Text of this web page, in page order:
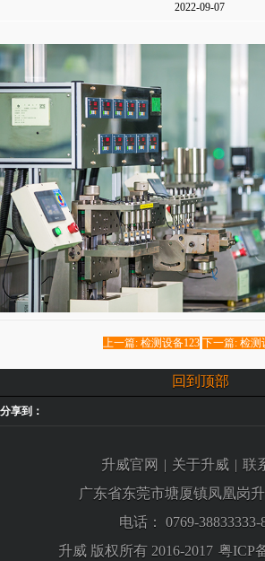
2022-09-07
上一篇: 检测设备123 下一篇: 检测
回到顶部
分享到：
升威官网 | 关于升威 | 联
广东省东莞市塘厦镇凤凰岗
电话： 0769-38833333-
升威 版权所有 2016-2017 粤ICP